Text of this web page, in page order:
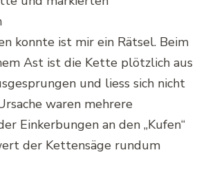
konnte ist mir ein Rätsel. Beim
Ast ist die Kette plötzlich aus
und liess sich nicht
waren mehrere
Einkerbungen an den „Kufen“
der Kettensäge rundum